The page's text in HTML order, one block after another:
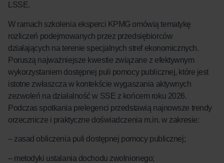
LSSE.
W ramach szkolenia eksperci KPMG omówią tematykę
rozliczeń podejmowanych przez przedsiębiorców
działających na terenie specjalnych stref ekonomicznych.
Poruszą najważniejsze kwestie związane z efektywnym
wykorzystaniem dostępnej puli pomocy publicznej, które jest
istotne zwłaszcza w kontekście wygaszania aktywnych
zezwoleń na działalność w SSE z końcem roku 2026.
Podczas spotkania prelegenci przedstawią najnowsze trendy
orzecznicze i praktyczne doświadczenia m.in. w zakresie:
– zasad obliczenia puli dostępnej pomocy publicznej;
– metodyki ustalania dochodu zwolnionego;